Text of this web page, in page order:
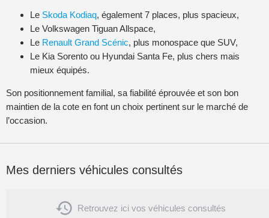
Le Skoda Kodiaq, également 7 places, plus spacieux,
Le Volkswagen Tiguan Allspace,
Le Renault Grand Scénic, plus monospace que SUV,
Le Kia Sorento ou Hyundai Santa Fe, plus chers mais
mieux équipés.
Son positionnement familial, sa fiabilité éprouvée et son bon
maintien de la cote en font un choix pertinent sur le marché de
l’occasion.
Mes derniers véhicules consultés
 Retrouvez ici vos véhicules consultés